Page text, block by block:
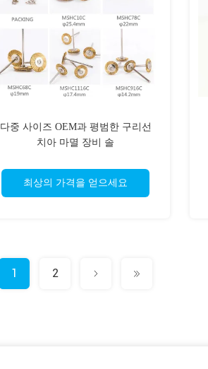
다중 사이즈 OEM과 평범한 구리선
치아 마멸 장비 솔
최상의 가격을 얻으세요
1 2